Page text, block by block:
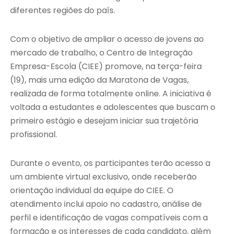
diferentes regiões do país.
Com o objetivo de ampliar o acesso de jovens ao
mercado de trabalho, o Centro de Integração
Empresa-Escola (CIEE) promove, na terça-feira
(19), mais uma edição da Maratona de Vagas,
realizada de forma totalmente online. A iniciativa é
voltada a estudantes e adolescentes que buscam o
primeiro estágio e desejam iniciar sua trajetória
profissional.
Durante o evento, os participantes terão acesso a
um ambiente virtual exclusivo, onde receberão
orientação individual da equipe do CIEE. O
atendimento inclui apoio no cadastro, análise de
perfil e identificação de vagas compatíveis com a
formação e os interesses de cada candidato, além